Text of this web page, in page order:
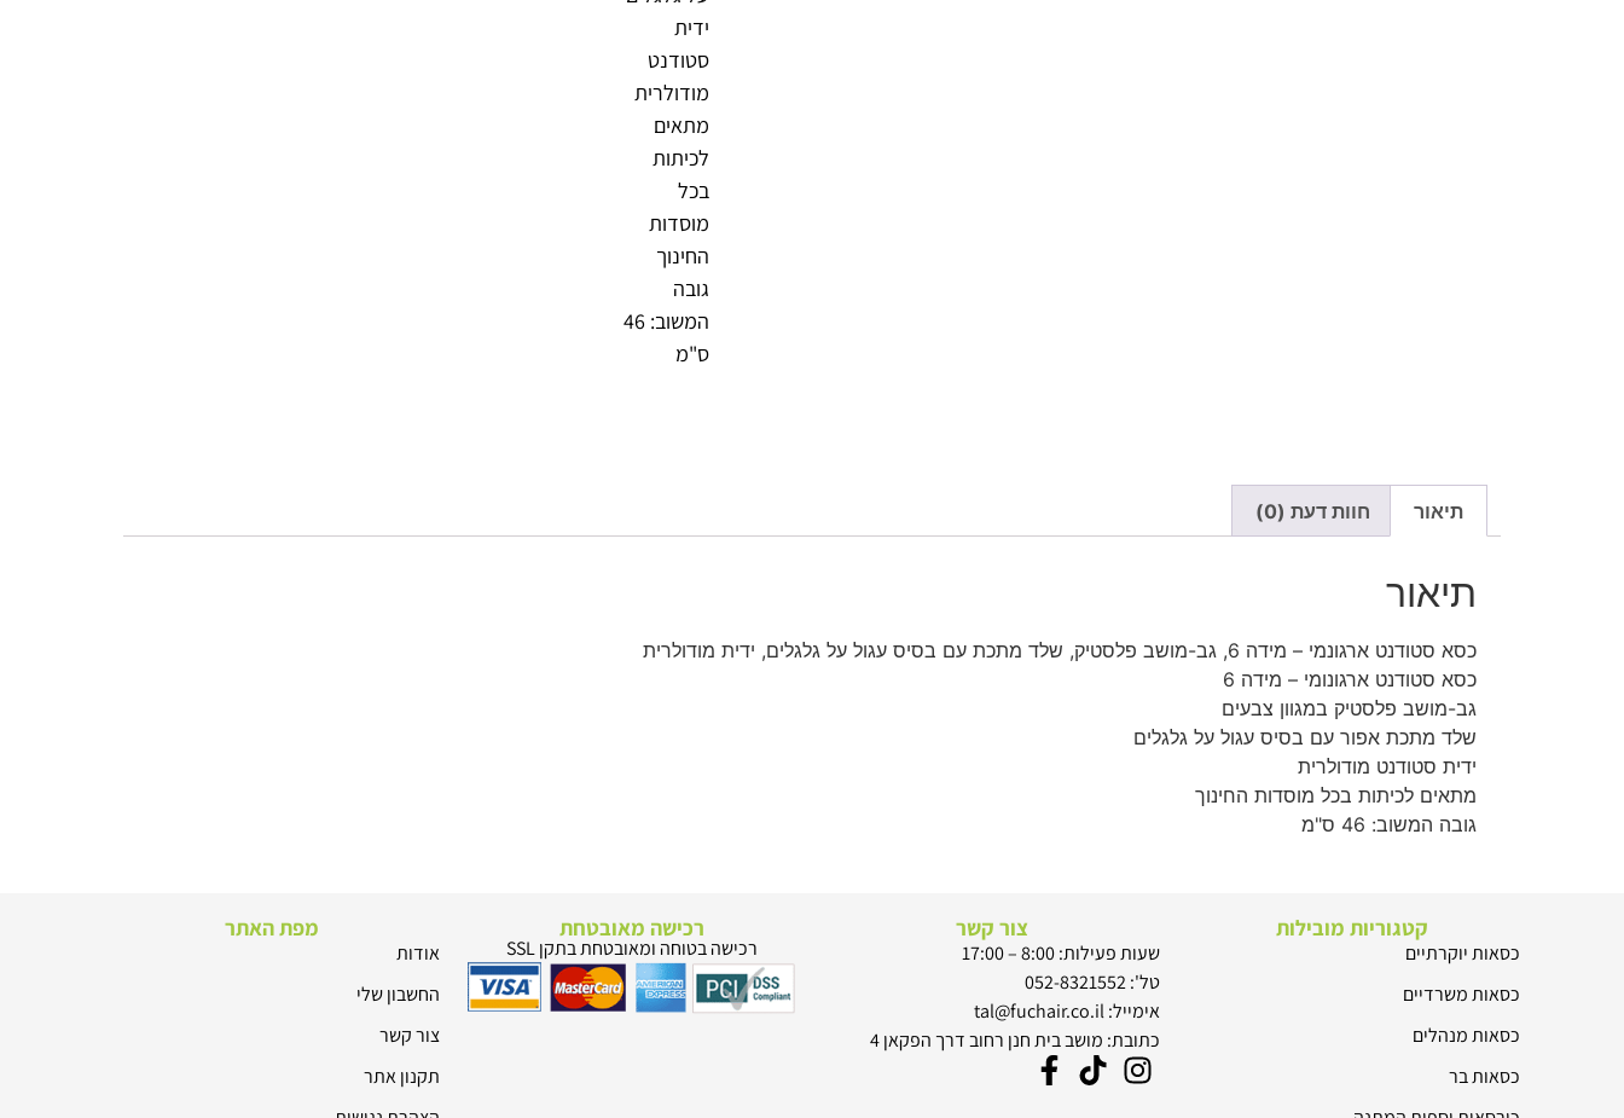
ידית
סטודנט
מודולרית
מתאים
לכיתות
בכל
מוסדות
החינוך
גובה
המשוב: 46
ס"מ
תיאור חוות דעת (0)
תיאור
כסא סטודנט ארגונמי – מידה 6, גב-מושב פלסטיק, שלד מתכת עם בסיס עגול על גלגלים, ידית מודולרית
כסא סטודנט ארגונומי – מידה 6
גב-מושב פלסטיק במגוון צבעים
שלד מתכת אפור עם בסיס עגול על גלגלים
ידית סטודנט מודולרית
מתאים לכיתות בכל מוסדות החינוך
גובה המשוב: 46 ס"מ
קטגוריות מובילות
כסאות יוקרתיים
כסאות משרדיים
כסאות מנהלים
כסאות בר
צור קשר
שעות פעילות: 8:00 – 17:00
טל': 052-8321552
אימייל: tal@fuchair.co.il
כתובת: מושב בית חנן רחוב דרך הפקאן 4
רכישה מאובטחת
רכישה בטוחה ומאובטחת בתקן SSL
מפת האתר
אודות
החשבון שלי
צור קשר
תקנון אתר